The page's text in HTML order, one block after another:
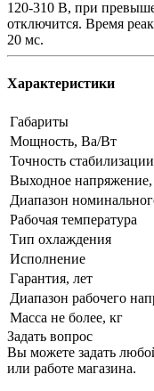
120-310 В, при
отключится. Время
20 мс.
Характеристики
Габариты
Мощность, Ва/Вт
Точность
Выходное
Диапазон
Рабочая температура
Тип охлаждения
Исполнение
Гарантия, лет
Диапазон рабочего
Масса не более, кг
Задать вопрос
Вы можете задать
или работе магазина.